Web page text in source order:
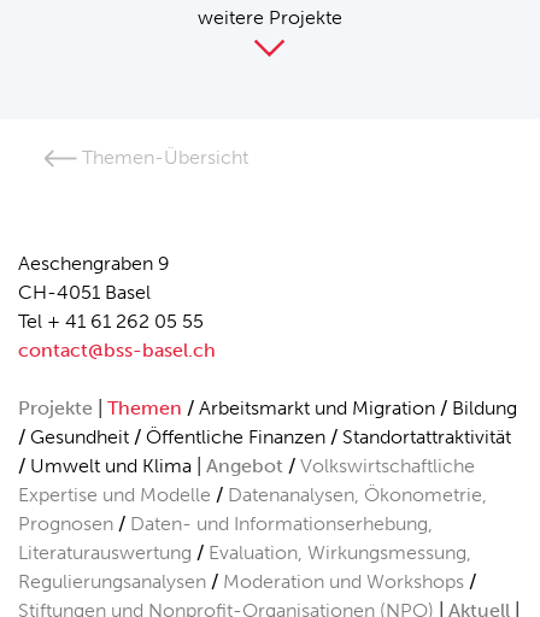
weitere Projekte
Themen-Übersicht
Aeschengraben 9
CH-4051 Basel
Tel + 41 61 262 05 55
contact@bss-basel.ch
Projekte Themen Arbeitsmarkt und Migration
Bildung
Gesundheit
Öffentliche Finanzen
Standortattraktivität
Umwelt und Klima
Angebot
Volkswirtschaftliche
Expertise und Modelle
Datenanalysen, Ökonometrie,
Prognosen
Daten- und Informationserhebung,
Literaturauswertung
Evaluation, Wirkungsmessung,
Regulierungsanalysen
Moderation und Workshops
Stiftungen und Nonprofit-Organisationen (NPO)
Aktuell